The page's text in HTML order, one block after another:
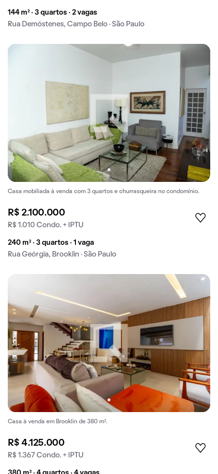
144 m² · 3 quartos · 2 vagas
Rua Demóstenes, Campo Belo · São Paulo
Casa mobiliada à venda com 3 quartos e churrasqueira no condomínio.
R$ 2.100.000
R$ 1.010 Condo. + IPTU
240 m² · 3 quartos · 1 vaga
Rua Geórgia, Brooklin · São Paulo
Casa à venda em Brooklin de 380 m².
R$ 4.125.000
R$ 1.367 Condo. + IPTU